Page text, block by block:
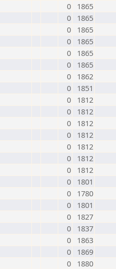
0
1865
0
1865
0
1865
0
1865
0
1865
0
1865
0
1862
0
1851
0
1812
0
1812
0
1812
0
1812
0
1812
0
1812
0
1812
0
1801
0
1780
0
1801
0
1827
0
1837
0
1863
0
1869
0
1880